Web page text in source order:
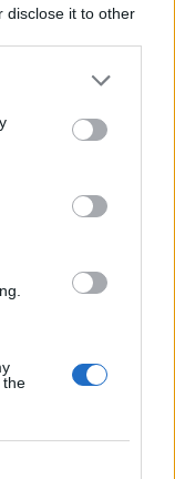
disclose it to other
the
και το
με ένα
στην
στη
σύστημα, ίσως
Υπάρχουν
που δεν
↗